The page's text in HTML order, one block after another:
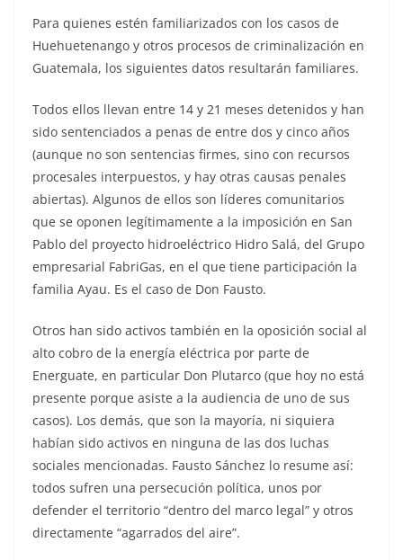
Para quienes estén familiarizados con los casos de
Huehuetenango y otros procesos de criminalización en
Guatemala, los siguientes datos resultarán familiares.
Todos ellos llevan entre 14 y 21 meses detenidos y han
sido sentenciados a penas de entre dos y cinco años
(aunque no son sentencias firmes, sino con recursos
procesales interpuestos, y hay otras causas penales
abiertas). Algunos de ellos son líderes comunitarios
que se oponen legítimamente a la imposición en San
Pablo del proyecto hidroeléctrico Hidro Salá, del Grupo
empresarial FabriGas, en el que tiene participación la
familia Ayau. Es el caso de Don Fausto.
Otros han sido activos también en la oposición social al
alto cobro de la energía eléctrica por parte de
Energuate, en particular Don Plutarco (que hoy no está
presente porque asiste a la audiencia de uno de sus
casos). Los demás, que son la mayoría, ni siquiera
habían sido activos en ninguna de las dos luchas
sociales mencionadas. Fausto Sánchez lo resume así:
todos sufren una persecución política, unos por
defender el territorio “dentro del marco legal” y otros
directamente “agarrados del aire”.